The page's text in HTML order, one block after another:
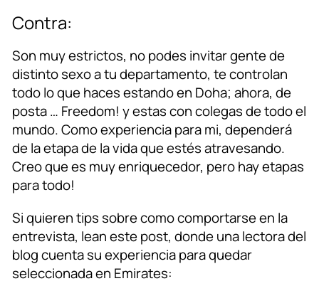
Contra:
Son muy estrictos, no podes invitar gente de
distinto sexo a tu departamento, te controlan
todo lo que haces estando en Doha; ahora, de
posta … Freedom! y estas con colegas de todo el
mundo. Como experiencia para mi, dependerá
de la etapa de la vida que estés atravesando.
Creo que es muy enriquecedor, pero hay etapas
para todo!
Si quieren tips sobre como comportarse en la
entrevista, lean este post, donde una lectora del
blog cuenta su experiencia para quedar
seleccionada en Emirates: